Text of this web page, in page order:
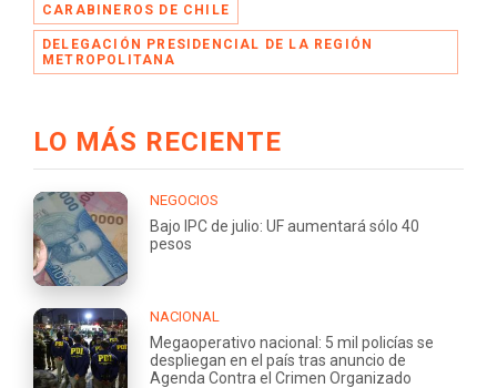
CARABINEROS DE CHILE
DELEGACIÓN PRESIDENCIAL DE LA REGIÓN
METROPOLITANA
LO MÁS RECIENTE
NEGOCIOS
Bajo IPC de julio: UF aumentará sólo 40
pesos
NACIONAL
Megaoperativo nacional: 5 mil policías se
despliegan en el país tras anuncio de
Agenda Contra el Crimen Organizado